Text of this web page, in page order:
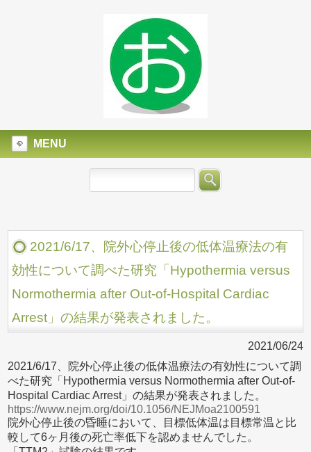
MENU
2021/6/17、院外心停止後の低体温療法の有
効性について調べた研究「Hypothermia versus
Normothermia after Out-of-Hospital Cardiac
Arrest」の結果が発表されました。
2021/06/24
2021/6/17、院外心停止後の低体温療法の有効性について調
べた研究「Hypothermia versus Normothermia after Out-of-
Hospital Cardiac Arrest」の結果が発表されました。
https://www.nejm.org/doi/10.1056/NEJMoa2100591
院外心停止後の昏睡において、目標低体温は目標常温と比
較して6ヶ月後の死亡率低下を認めませんでした。